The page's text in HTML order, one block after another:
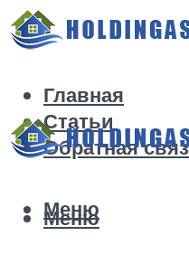
Главная
Статьи
Обратная
Меню
Меню